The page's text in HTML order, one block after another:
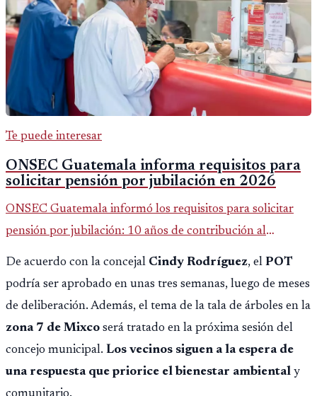
Te puede interesar
ONSEC Guatemala informa requisitos para
solicitar pensión por jubilación en 2026
ONSEC Guatemala informó los requisitos para solicitar
pensión por jubilación: 10 años de contribución al
Montepío y 50 años de edad, o 20 años de servicio sin
importar edad.
De acuerdo con la concejal Cindy Rodríguez, el POT
podría ser aprobado en unas tres semanas, luego de meses
de deliberación. Además, el tema de la tala de árboles en la
zona 7 de Mixco será tratado en la próxima sesión del
concejo municipal. Los vecinos siguen a la espera de
una respuesta que priorice el bienestar ambiental y